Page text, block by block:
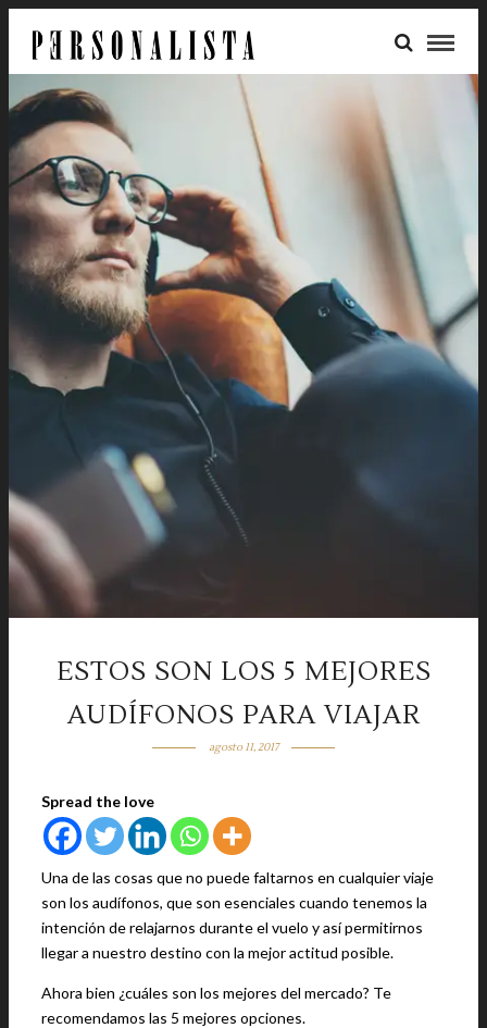
ESTOS SON LOS 5 MEJORES
AUDÍFONOS PARA VIAJAR
agosto 11, 2017
Spread the love
Una de las cosas que no puede faltarnos en cualquier viaje
son los audífonos, que son esenciales cuando tenemos la
intención de relajarnos durante el vuelo y así permitirnos
llegar a nuestro destino con la mejor actitud posible.
Ahora bien ¿cuáles son los mejores del mercado? Te
recomendamos las 5 mejores opciones.